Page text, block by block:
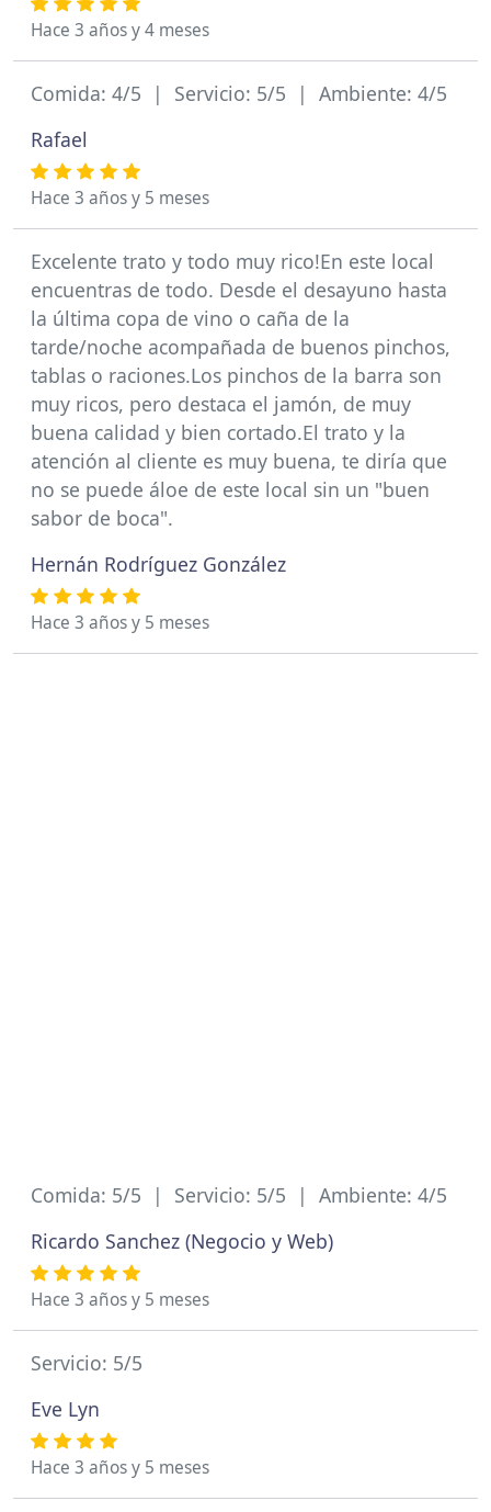
Hace 3 años y 4 meses
Comida: 4/5 | Servicio: 5/5 | Ambiente: 4/5
Rafael
Hace 3 años y 5 meses
Excelente trato y todo muy rico!En este local
encuentras de todo. Desde el desayuno hasta
la última copa de vino o caña de la
tarde/noche acompañada de buenos pinchos,
tablas o raciones.Los pinchos de la barra son
muy ricos, pero destaca el jamón, de muy
buena calidad y bien cortado.El trato y la
atención al cliente es muy buena, te diría que
no se puede áloe de este local sin un "buen
sabor de boca".
Hernán Rodríguez González
Hace 3 años y 5 meses
Comida: 5/5 | Servicio: 5/5 | Ambiente: 4/5
Ricardo Sanchez (Negocio y Web)
Hace 3 años y 5 meses
Servicio: 5/5
Eve Lyn
Hace 3 años y 5 meses